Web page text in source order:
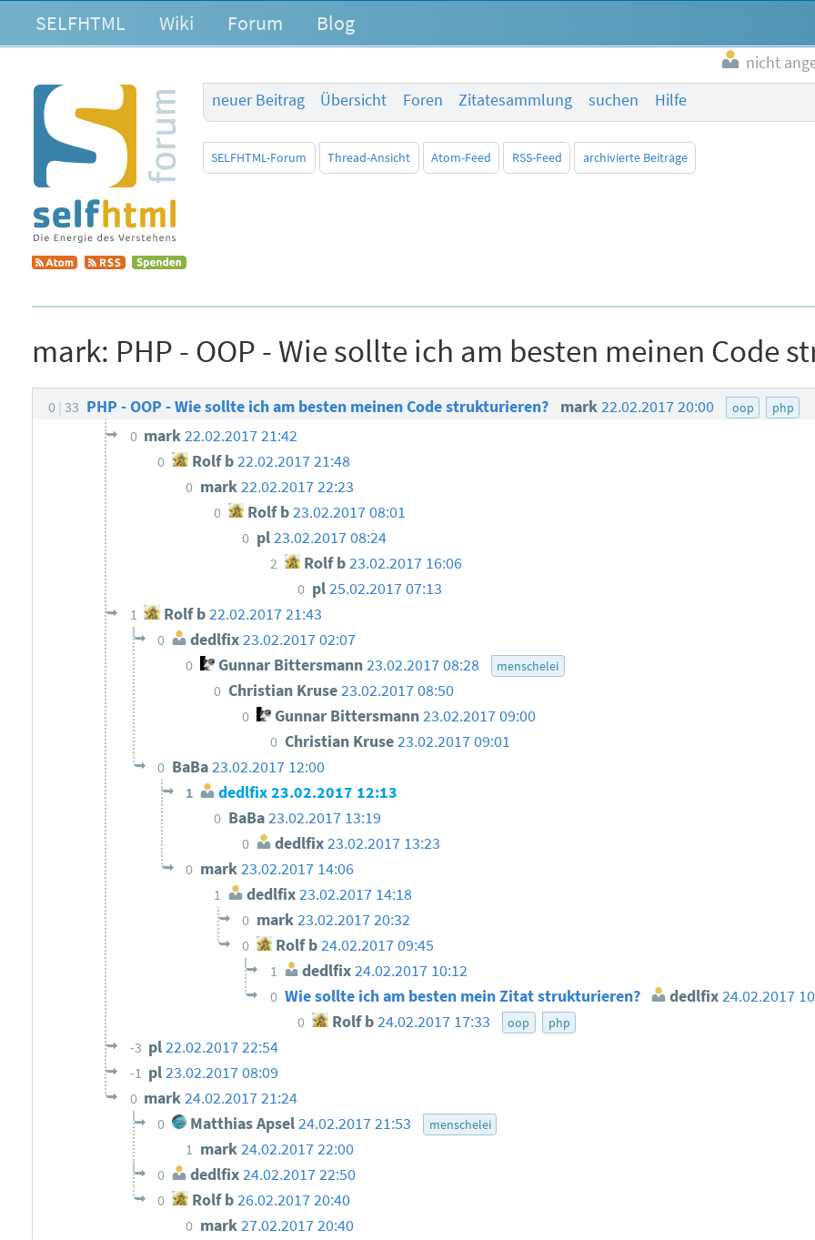
SELFHTML Wiki Forum Blog
nicht
neuer Beitrag
Übersicht Foren Zitatesammlung suchen Hilfe
SELFHTML-Forum Thread-Ansicht Atom-Feed RSS-Feed archivierte Beiträge
mark: PHP - OOP - Wie sollte ich am besten meinen Code
0 33 PHP - OOP - Wie sollte ich am besten meinen Code strukturieren? mark22.02.2017 20:00 oop php
0 mark22.02.2017 21:42
0 Rolf b22.02.2017 21:48
0 mark22.02.2017 22:23
0 Rolf b 23.02.2017 08:01
0 pl23.02.2017 08:24
2 Rolf b23.02.2017 16:06
0 pl25.02.2017 07:13
1 Rolf b22.02.2017 21:43
0 dedlfix23.02.2017 02:07
0 Gunnar Bittersmann23.02.2017 08:28 menschelei
0 Christian Kruse23.02.2017 08:50
0 Gunnar Bittersmann 23.02.2017 09:00
0 Christian Kruse23.02.2017 09:01
0 BaBa23.02.2017 12:00
1 dedlfix23.02.2017 12:13
0 BaBa23.02.2017 13:19
0 dedlfix 23.02.2017 13:23
0 mark23.02.2017 14:06
1 dedlfix23.02.2017 14:18
0 mark23.02.2017 20:32
0 Rolf b24.02.2017 09:45
1 dedlfix24.02.2017 10:12
0 Wie sollte ich am besten mein Zitat strukturieren? dedlfix24.02.2017
0 Rolf b24.02.2017 17:33 oop php
-3 pl22.02.2017 22:54
-1 pl23.02.2017 08:09
0 mark24.02.2017 21:24
0 Matthias Apsel24.02.2017 21:53 menschelei
1 mark24.02.2017 22:00
0 dedlfix24.02.2017 22:50
0 Rolf b26.02.2017 20:40
0 mark27.02.2017 20:40